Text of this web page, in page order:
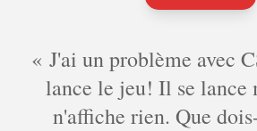
J'ai un problème avec
lance le jeu! Il se lance
n'affiche rien. Que